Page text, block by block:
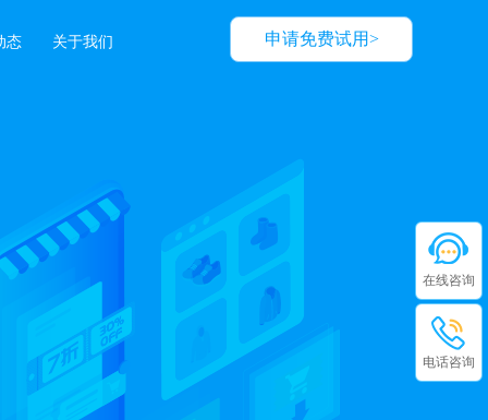
申请免费试用>
态 关于我们
在线咨询
电话咨询